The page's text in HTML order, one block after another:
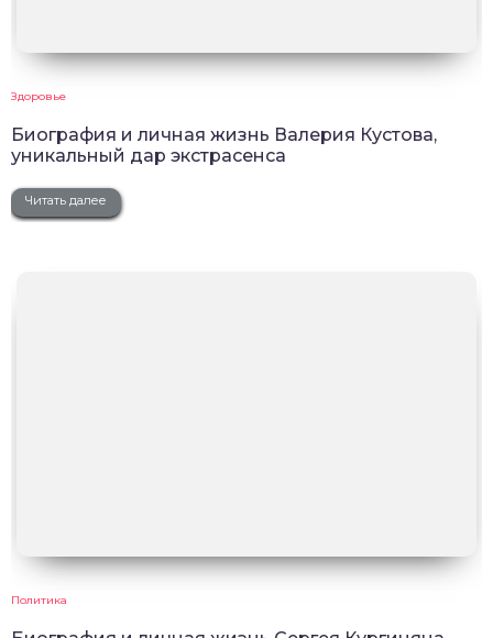
Здоровье
Биография и личная жизнь Валерия Кустова,
уникальный дар экстрасенса
Читать далее
Политика